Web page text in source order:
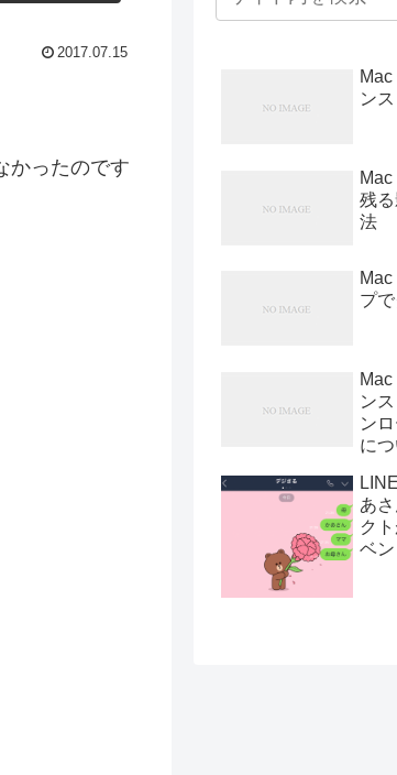
2017.07.15
かったのです
ン
残
法
プ
ン
ン
に
あ
ク
ベ